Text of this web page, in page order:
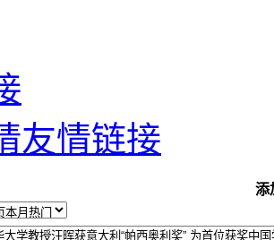
友情链接
添